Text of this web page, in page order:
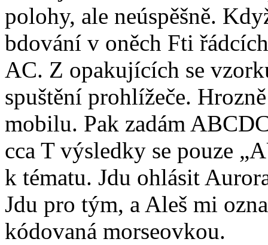
polohy, ale neúspěšně.
bdování v oněch Fti
AC. Z opakujících se
spuštění prohlížeče.
mobilu. Pak zadám
cca T výsledky se pouze
k tématu. Jdu ohlásit
Jdu pro tým, a Aleš mi
kódovaná morseovkou.